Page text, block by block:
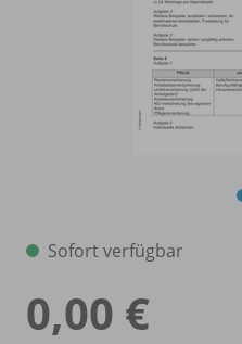
Sofort verfügbar
0,00 €